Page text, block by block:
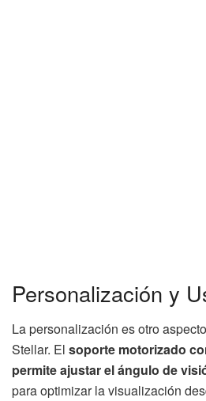
Personalización y
La personalización es otro
Stellar. El soporte motorizado
permite ajustar el ángulo de
para optimizar la visualización